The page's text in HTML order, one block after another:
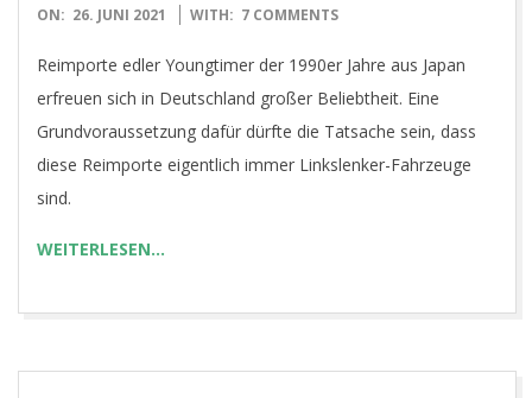
2021-
ON: 26. JUNI 2021 WITH: 7 COMMENTS
Reimporte edler Youngtimer der 1990er Jahre aus Japan
erfreuen sich in Deutschland großer Beliebtheit. Eine
Grundvoraussetzung dafür dürfte die Tatsache sein, dass
diese Reimporte eigentlich immer Linkslenker-Fahrzeuge
sind.
WEITERLESEN…